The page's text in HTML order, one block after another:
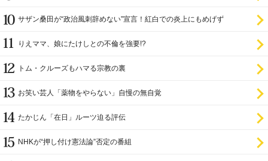
サザン桑田が“政治風刺辞めない”宣言！紅白での炎上にもめげず
りえママ、娘にたけしとの不倫を強要!?
トム・クルーズもハマる宗教の裏
お笑い芸人「薬物をやらない」自慢の無自覚
たかじん「在日」ルーツ迫る評伝
NHKが“押し付け憲法論”否定の番組